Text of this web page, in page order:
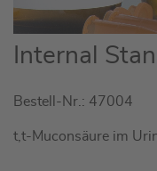
Zum
Anfang
Bildgalerie
springen
Internal
Bestell-Nr.: 47004
t,t-Muconsäure im